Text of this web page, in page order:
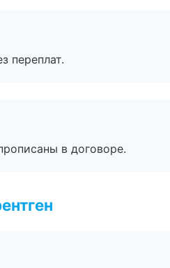
переплат.
в договоре.